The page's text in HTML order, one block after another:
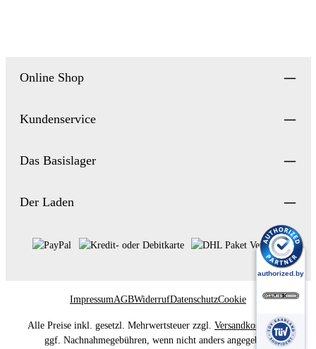
Online Shop
Kundenservice
Das Basislager
Der Laden
ImpressumAGBWiderrufDatenschutzCookie
Alle Preise inkl. gesetzl. Mehrwertsteuer zzgl. Versandkostenund
ggf. Nachnahmegebühren, wenn nicht anders angegeben.